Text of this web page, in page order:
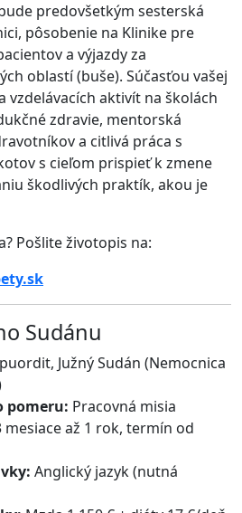
predovšetkým sesterská
pôsobenie na Klinike pre
a výjazdy za
oblastí (buše). Súčasťou vašej
vzdelávacích aktivít na školách
zdravie, mentorská
a citlivá práca s
s cieľom prispieť k zmene
škodlivých praktík, akou je
Pošlite životopis na:
Sudánu
Južný Sudán (Nemocnica
pomeru: Pracovná misia
mesiace až 1 rok, termín od
Anglický jazyk (nutná